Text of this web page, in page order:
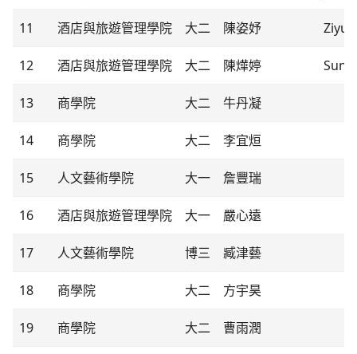
11 酒店與旅遊管理學院 大二 陳姿妤 Ziyu
12 酒店與旅遊管理學院 大二 陳燁婷
13 商學院 大二 牛丹凝
14 商學院 大二 李宜烜
15 人文藝術學院 大一 詹豐瑞
16 酒店與旅遊管理學院 大一 嚴心遠
17 人文藝術學院 博三 臧津藝
18 商學院 大二 方宇昊
19 商學院 大二 曹雨潤